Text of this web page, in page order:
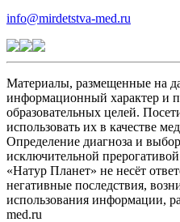
info@mirdetstva-med.ru
Материалы, размещенные на
информационный характер и
образовательных целей.
использовать их в качестве
Определение диагноза и
исключительной
«Натур Планет» не несёт
негативные последствия,
использования информации,
med.ru